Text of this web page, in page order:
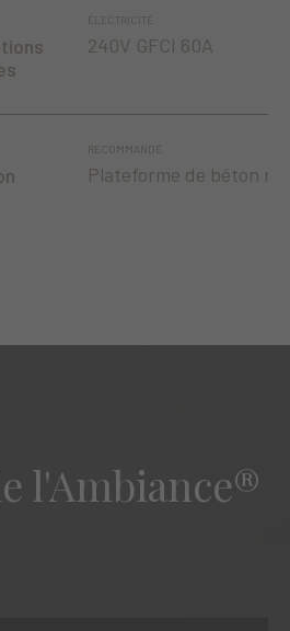
ÉLECTRICITÉ
240V GFCI 60A
RECOMMANDÉ
Plateforme de béton
l'Ambiance®